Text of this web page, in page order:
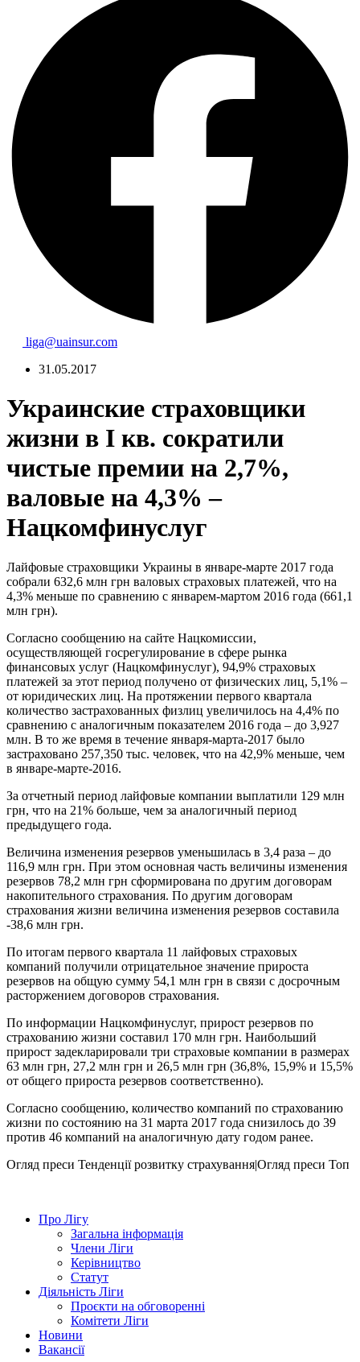
liga@uainsur.com
31.05.2017
Украинские страховщики
жизни в I кв. сократили
чистые премии на 2,7%,
валовые на 4,3% –
Нацкомфинуслуг
Лайфовые страховщики Украины в январе-марте 2017 года
собрали 632,6 млн грн валовых страховых платежей, что на
4,3% меньше по сравнению с январем-мартом 2016 года (661,1
млн грн).
Согласно сообщению на сайте Нацкомиссии,
осуществляющей госрегулирование в сфере рынка
финансовых услуг (Нацкомфинуслуг), 94,9% страховых
платежей за этот период получено от физических лиц, 5,1% –
от юридических лиц. На протяжении первого квартала
количество застрахованных физлиц увеличилось на 4,4% по
сравнению с аналогичным показателем 2016 года – до 3,927
млн. В то же время в течение января-марта-2017 было
застраховано 257,350 тыс. человек, что на 42,9% меньше, чем
в январе-марте-2016.
За отчетный период лайфовые компании выплатили 129 млн
грн, что на 21% больше, чем за аналогичный период
предыдущего года.
Величина изменения резервов уменьшилась в 3,4 раза – до
116,9 млн грн. При этом основная часть величины изменения
резервов 78,2 млн грн сформирована по другим договорам
накопительного страхования. По другим договорам
страхования жизни величина изменения резервов составила
-38,6 млн грн.
По итогам первого квартала 11 лайфовых страховых
компаний получили отрицательное значение прироста
резервов на общую сумму 54,1 млн грн в связи с досрочным
расторжением договоров страхования.
По информации Нацкомфинуслуг, прирост резервов по
страхованию жизни составил 170 млн грн. Наибольший
прирост задекларировали три страховые компании в размерах
63 млн грн, 27,2 млн грн и 26,5 млн грн (36,8%, 15,9% и 15,5%
от общего прироста резервов соответственно).
Согласно сообщению, количество компаний по страхованию
жизни по состоянию на 31 марта 2017 года снизилось до 39
против 46 компаний на аналогичную дату годом ранее.
Огляд преси Тенденції розвитку страхування|Огляд преси Топ
Про Лігу
Загальна інформація
Члени Ліги
Керівництво
Статут
Діяльність Ліги
Проєкти на обговоренні
Комітети Ліги
Новини
Вакансії